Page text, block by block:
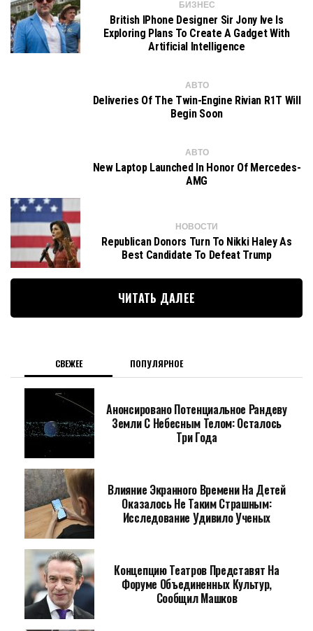
БИЗНЕС
British IPhone Designer Sir Jony Ive Is
Exploring Plans To Create A Gadget With
Artificial Intelligence
АВТО
Deliveries Of The Twin-Engine Rivian R1T Will
Begin Soon
АВТО
New Laptop Launched In Honor Of Mercedes-
AMG
НОВОСТИ
Republican Donors Turn To Nikki Haley As
Best Candidate To Defeat Trump
ЧИТАТЬ ДАЛЕЕ
СВЕЖЕЕ ПОПУЛЯРНОЕ
Анонсировано Потенциальное Рандеву
Земли С Небесным Телом: Осталось
Три Года
Влияние Экранного Времени На Детей
Оказалось Не Таким Страшным:
Исследование Удивило Ученых
Концепцию Театров Представят На
Форуме Объединенных Культур,
Сообщил Машков